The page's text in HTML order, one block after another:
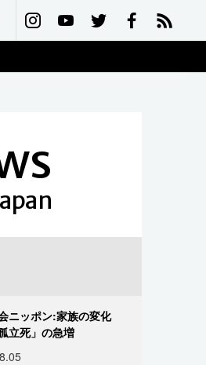
ニッポン:家族の変化
立死」の急増